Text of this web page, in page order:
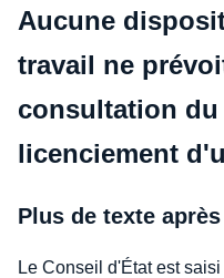
Aucune
travail ne
consultation du
licenciement
Plus de texte
Le Conseil d'État est